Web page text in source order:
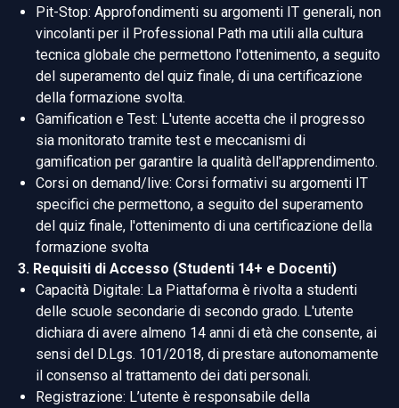
Pit-Stop: Approfondimenti su argomenti IT generali, non
vincolanti per il Professional Path ma utili alla cultura
tecnica globale che permettono l'ottenimento, a seguito
del superamento del quiz finale, di una certificazione
della formazione svolta.
Gamification e Test: L'utente accetta che il progresso
sia monitorato tramite test e meccanismi di
gamification per garantire la qualità dell'apprendimento.
Corsi on demand/live: Corsi formativi su argomenti IT
specifici che permettono, a seguito del superamento
del quiz finale, l'ottenimento di una certificazione della
formazione svolta
3. Requisiti di Accesso (Studenti 14+ e Docenti)
Capacità Digitale: La Piattaforma è rivolta a studenti
delle scuole secondarie di secondo grado. L'utente
dichiara di avere almeno 14 anni di età che consente, ai
sensi del D.Lgs. 101/2018, di prestare autonomamente
il consenso al trattamento dei dati personali.
Registrazione: L’utente è responsabile della